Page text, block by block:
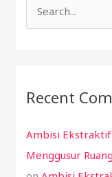
c
f
o
Recent
Ambisi Ekstraktif
Menggusur